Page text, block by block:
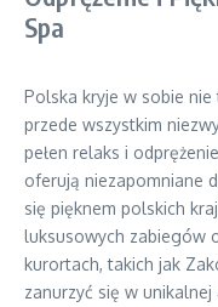
Spa
Polska kryje w sobie
przede wszystkim
pełen relaks i
oferują niezapomniane
się pięknem polskich
luksusowych zabiegów
kurortach, takich jak
zanurzyć się w